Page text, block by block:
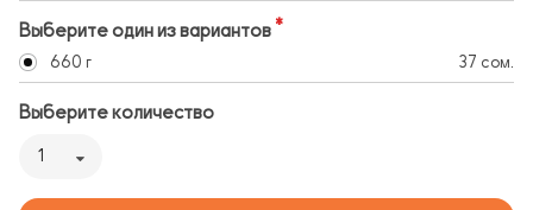
Выберите один из вариантов
660 г 37 сом.
Выберите количество
1